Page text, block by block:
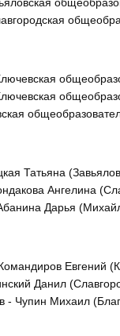
Татьяна
Ангелина
Дарья
Евгений
Данил
- Чупин Михаил